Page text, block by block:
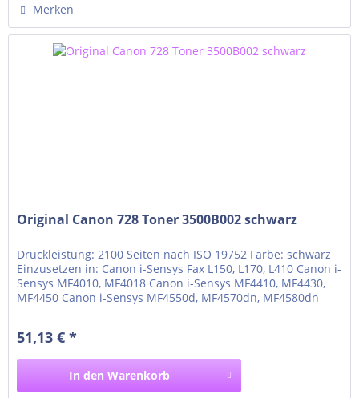
Merken
Original Canon 728 Toner 3500B002 schwarz
Druckleistung: 2100 Seiten nach ISO 19752 Farbe: schwarz
Einzusetzen in: Canon i-Sensys Fax L150, L170, L410 Canon i-
Sensys MF4010, MF4018 Canon i-Sensys MF4410, MF4430,
MF4450 Canon i-Sensys MF4550d, MF4570dn, MF4580dn
51,13 € *
In den Warenkorb